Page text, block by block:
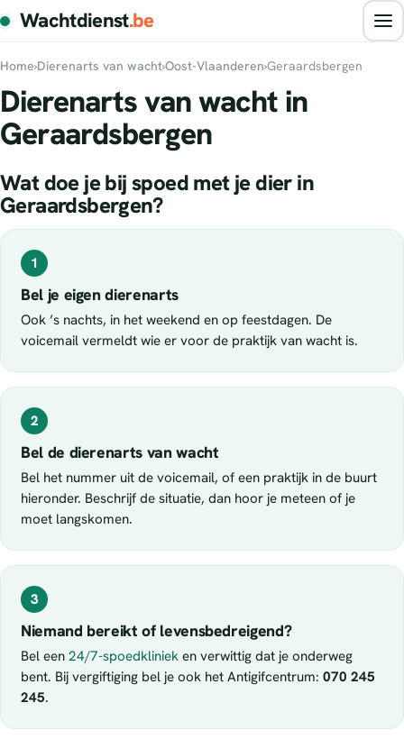
Wachtdienst.be
Home›Dierenarts van wacht›Oost-Vlaanderen›Geraardsbergen
Dierenarts van wacht in
Geraardsbergen
Wat doe je bij spoed met je dier in
Geraardsbergen?
1
Bel je eigen dierenarts
Ook ’s nachts, in het weekend en op feestdagen. De
voicemail vermeldt wie er voor de praktijk van wacht is.
2
Bel de dierenarts van wacht
Bel het nummer uit de voicemail, of een praktijk in de buurt
hieronder. Beschrijf de situatie, dan hoor je meteen of je
moet langskomen.
3
Niemand bereikt of levensbedreigend?
Bel een 24/7-spoedkliniek en verwittig dat je onderweg
bent. Bij vergiftiging bel je ook het Antigifcentrum: 070 245
245.